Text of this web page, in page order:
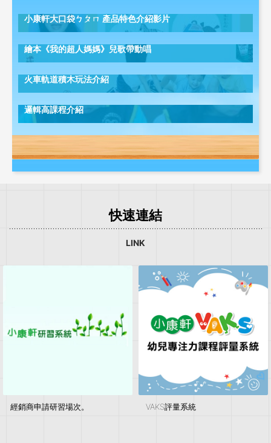
小康軒大口袋ㄅㄆㄇ 產品特色介紹影片
繪本《我的超人媽媽》兒歌帶動唱
火車軌道積木玩法介紹
邏輯高課程介紹
快速連結
LINK
經銷商申請研習場次。 VAKS評量系統